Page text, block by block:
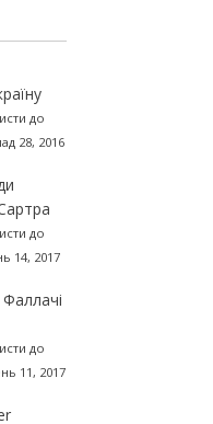
до
28, 2016
до
14, 2017
Фаллачі
до
11, 2017